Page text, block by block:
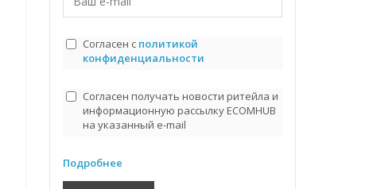
Согласен с политикой
конфиденциальности
Согласен получать новости ритейла и
информационную рассылку ECOMHUB
на указанный e-mail
Подробнее